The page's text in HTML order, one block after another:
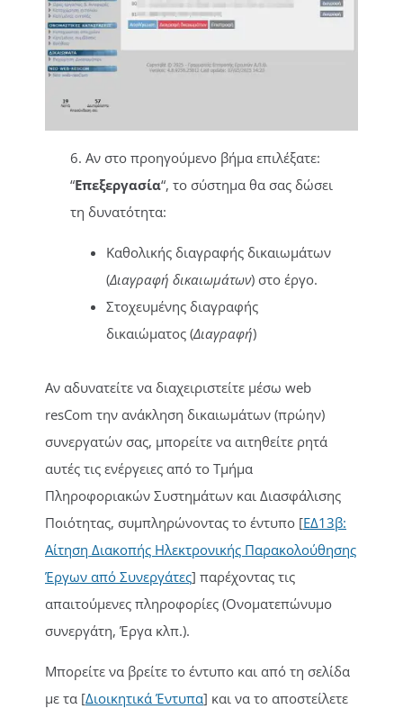
6. Αν στο προηγούμενο βήμα επιλέξατε:
“Επεξεργασία“, το σύστημα θα σας δώσει
τη δυνατότητα:
Καθολικής διαγραφής δικαιωμάτων
(Διαγραφή δικαιωμάτων) στο έργο.
Στοχευμένης διαγραφής
δικαιώματος (Διαγραφή)
Αν αδυνατείτε να διαχειριστείτε μέσω web
resCom την ανάκληση δικαιωμάτων (πρώην)
συνεργατών σας, μπορείτε να αιτηθείτε ρητά
αυτές τις ενέργειες από το Τμήμα
Πληροφοριακών Συστημάτων και Διασφάλισης
Ποιότητας, συμπληρώνοντας το έντυπο [ΕΔ13β:
Αίτηση Διακοπής Ηλεκτρονικής Παρακολούθησης
Έργων από Συνεργάτες] παρέχοντας τις
απαιτούμενες πληροφορίες (Ονοματεπώνυμο
συνεργάτη, Έργα κλπ.).
Μπορείτε να βρείτε το έντυπο και από τη σελίδα
με τα [Διοικητικά Έντυπα] και να το αποστείλετε